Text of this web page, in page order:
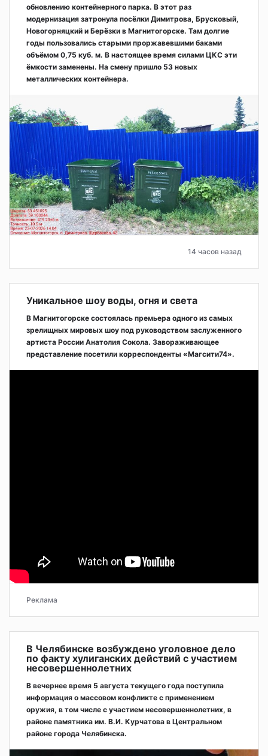
обновлению контейнерного парка. В этот раз
модернизация затронула посёлки Димитрова, Брусковый,
Новогорняцкий и Берёзки в Магнитогорске. Там долгие
годы пользовались старыми проржавевшими баками
объёмом 0,75 куб. м. В настоящее время силами ЦКС эти
ёмкости заменены. На смену пришло 53 новых
металлических контейнера.
14 часов назад
Уникальное шоу воды, огня и света
В Магнитогорске состоялась премьера одного из самых
зрелищных мировых шоу под руководством заслуженного
артиста России Анатолия Сокола. Завораживающее
представление посетили корреспонденты «Магсити74».
Реклама
В Челябинске возбуждено уголовное дело
по факту хулиганских действий с участием
несовершеннолетних
В вечернее время 5 августа текущего года поступила
информация о массовом конфликте с применением
оружия, в том числе с участием несовершеннолетних, в
районе памятника им. В.И. Курчатова в Центральном
районе города Челябинска.